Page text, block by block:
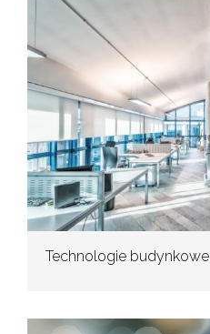
Technologie budynkowe